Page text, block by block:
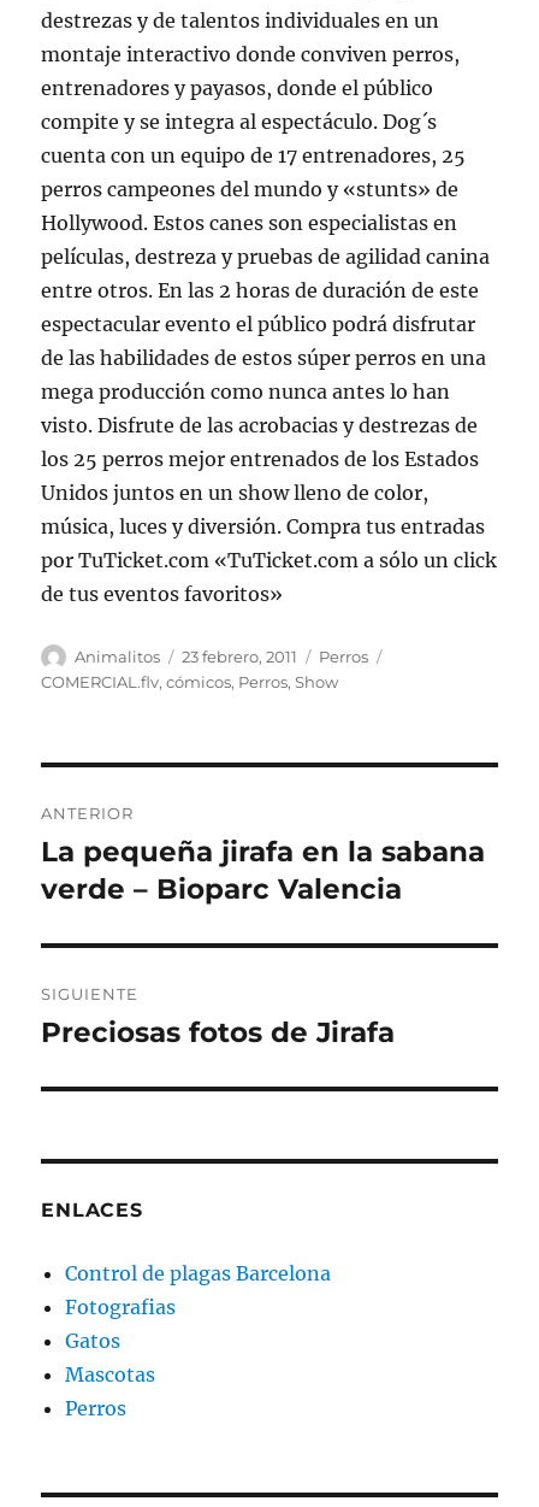
destrezas y de talentos individuales en un
montaje interactivo donde conviven perros,
entrenadores y payasos, donde el público
compite y se integra al espectáculo. Dog´s
cuenta con un equipo de 17 entrenadores, 25
perros campeones del mundo y «stunts» de
Hollywood. Estos canes son especialistas en
películas, destreza y pruebas de agilidad canina
entre otros. En las 2 horas de duración de este
espectacular evento el público podrá disfrutar
de las habilidades de estos súper perros en una
mega producción como nunca antes lo han
visto. Disfrute de las acrobacias y destrezas de
los 25 perros mejor entrenados de los Estados
Unidos juntos en un show lleno de color,
música, luces y diversión. Compra tus entradas
por TuTicket.com «TuTicket.com a sólo un click
de tus eventos favoritos»
Autor
Animalitos
Publicado
el
23 febrero, 2011 Categorías
Perros
COMERCIAL.flv,cómicos, Perros,Show
de
entradas
ANTERIOR
Entrada
anterior:
La pequeña jirafa en la sabana
verde – Bioparc Valencia
SIGUIENTE
Entrada
Preciosas fotos de Jirafa
ENLACES
Control de plagas Barcelona
Fotografias
Gatos
Mascotas
Perros